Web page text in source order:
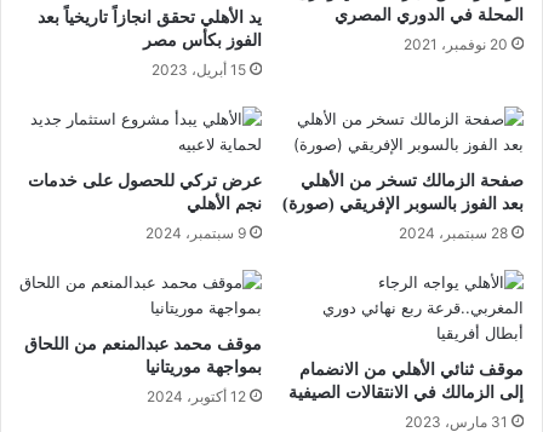
المحلة في الدوري المصري
20 نوفمبر، 2021
يد الأهلي تحقق انجازاً تاريخياً بعد
الفوز بكأس مصر
15 أبريل، 2023
صفحة الزمالك تسخر من الأهلي
بعد الفوز بالسوبر الإفريقي (صورة)
28 سبتمبر، 2024
عرض تركي للحصول على خدمات
نجم الأهلي
9 سبتمبر، 2024
موقف ثنائي الأهلي من الانضمام
إلى الزمالك في الانتقالات الصيفية
31 مارس، 2023
موقف محمد عبدالمنعم من اللحاق
بمواجهة موريتانيا
12 أكتوبر، 2024